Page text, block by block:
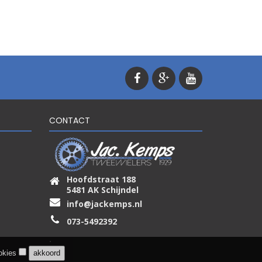
CONTACT
Hoofdstraat 188
5481 AK Schijndel
info@jackemps.nl
073-5492392
.